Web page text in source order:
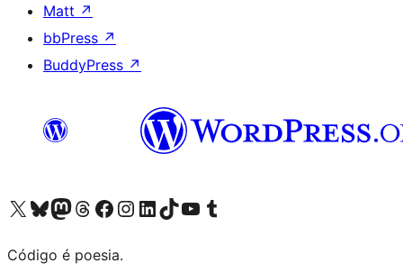
Matt ↗
bbPress ↗
BuddyPress ↗
Acessar nossa conta do X (antigo Twitter)
Acessar nossa conta do Bluesky
Acessar nossa conta do Mastodon
Acessar nossa conta do Threads
Acessar nossa página do Facebook
Acessar nossa conta do Instagram
Acessar nossa conta do LinkedIn
Acessar nossa conta do TikTok
Acessar nosso canal do YouTube
Acessar nossa conta no Tumblr
Código é poesia.